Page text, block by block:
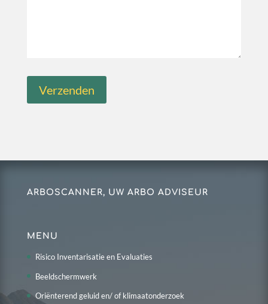
ARBOSCANNER, UW ARBO ADVISEUR
MENU
Risico Inventarisatie en Evaluaties
Beeldschermwerk
Oriënterend geluid en/ of klimaatonderzoek